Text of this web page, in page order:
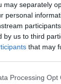
may separately
personal
by us to third
that may
Processing Opt
sito in
Invia notizia